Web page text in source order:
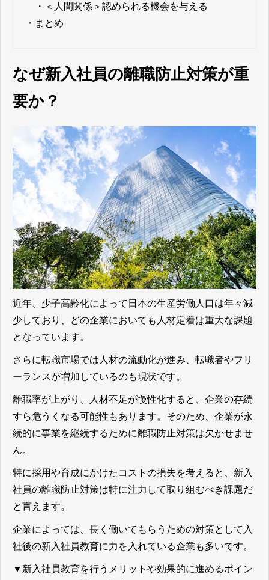
・ ＜人間関係＞認められる機会を与える
・ まとめ
なぜ新入社員の離職防止対策が重
要か？
近年、少子高齢化によって日本の生産労働人口は年々減
少しており、どの企業においても人材定着は重大な課題
となっています。
さらに転職市場では人材の流動化が進み、転職者やフリ
ーランスが増加しているのも現状です。
離職率が上がり、人材不足が慢性化すると、企業の存続
すら危うくなる可能性もあります。そのため、企業が永
続的に事業を継続するために離職防止対策は欠かせませ
ん。
特に採用や育成にかけたコストの損失を考えると、新入
社員の離職防止対策は特に注力して取り組むべき課題だ
と言えます。
企業によっては、長く働いてもらうための対策として入
社後の新入社員教育に力を入れている企業も多いです。
▼新入社員教育を行うメリットや効果的に進めるポイン